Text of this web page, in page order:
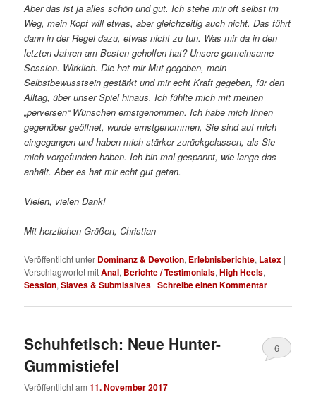
Aber das ist ja alles schön und gut. Ich stehe mir oft selbst im
Weg, mein Kopf will etwas, aber gleichzeitig auch nicht. Das führt
dann in der Regel dazu, etwas nicht zu tun. Was mir da in den
letzten Jahren am Besten geholfen hat? Unsere gemeinsame
Session. Wirklich. Die hat mir Mut gegeben, mein
Selbstbewusstsein gestärkt und mir echt Kraft gegeben, für den
Alltag, über unser Spiel hinaus. Ich fühlte mich mit meinen
„perversen“ Wünschen ernstgenommen. Ich habe mich Ihnen
gegenüber geöffnet, wurde ernstgenommen, Sie sind auf mich
eingegangen und haben mich stärker zurückgelassen, als Sie
mich vorgefunden haben. Ich bin mal gespannt, wie lange das
anhält. Aber es hat mir echt gut getan.
Vielen, vielen Dank!
Mit herzlichen Grüßen, Christian
Veröffentlicht unter Dominanz & Devotion, Erlebnisberichte, Latex |
Verschlagwortet mitAnal, Berichte / Testimonials,High Heels,
Session,Slaves & Submissives |Schreibe einen Kommentar
Schuhfetisch: Neue Hunter-
Gummistiefel
Veröffentlicht am11. November 2017
6